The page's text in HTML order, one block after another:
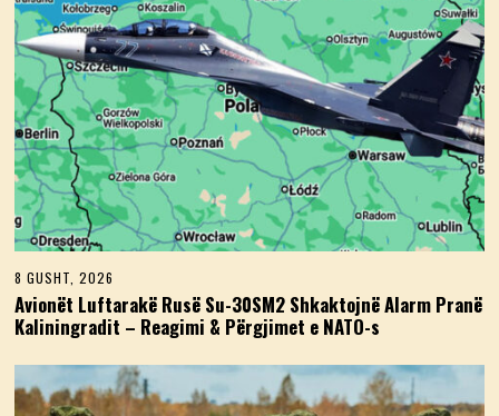
8 GUSHT, 2026
U
S
T
,
2
Avionët Luftarakë Rusë Su-30SM2 Shkaktojnë Alarm Pranë
Kaliningradit – Reagimi & Përgjimet e NATO-s